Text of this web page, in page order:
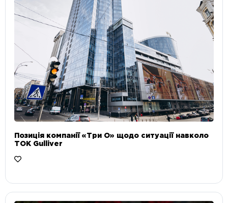
Позиція компанії «Три О» щодо ситуації навколо
ТОК Gulliver